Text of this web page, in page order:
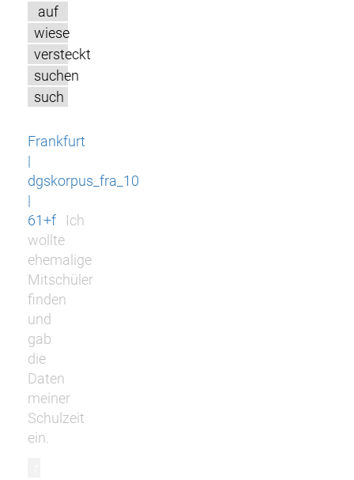
auf
wiese
versteckt
suchen
such
Frankfurt
|
dgskorpus_fra_10
|
61+f
Ich
wollte
ehemalige
Mitschüler
finden
und
gab
die
Daten
meiner
Schulzeit
ein.